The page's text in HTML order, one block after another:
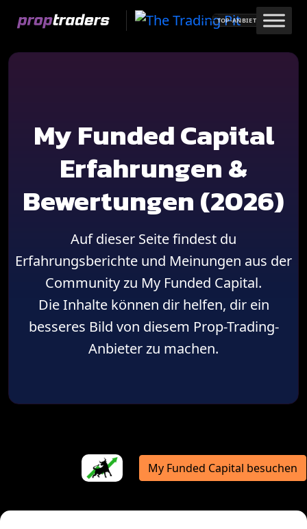
TOP-ANBIETER
My Funded Capital
Erfahrungen &
Bewertungen (2026)
Auf dieser Seite findest du
Erfahrungsberichte und Meinungen aus der
Community zu My Funded Capital.
Die Inhalte können dir helfen, dir ein
besseres Bild von diesem Prop-Trading-
Anbieter zu machen.
My Funded Capital besuchen